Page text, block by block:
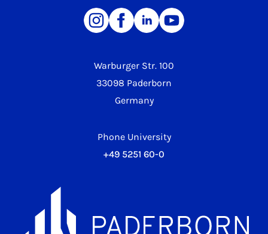
Warburger Str. 100
33098 Paderborn
Germany
Phone University
+49 5251 60-0